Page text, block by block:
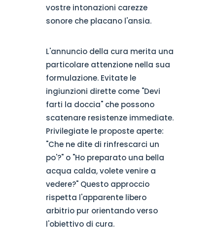
vostre intonazioni carezze
sonore che placano l'ansia.
L'annuncio della cura merita una
particolare attenzione nella sua
formulazione. Evitate le
ingiunzioni dirette come "Devi
farti la doccia" che possono
scatenare resistenze immediate.
Privilegiate le proposte aperte:
"Che ne dite di rinfrescarci un
po'?" o "Ho preparato una bella
acqua calda, volete venire a
vedere?" Questo approccio
rispetta l'apparente libero
arbitrio pur orientando verso
l'obiettivo di cura.